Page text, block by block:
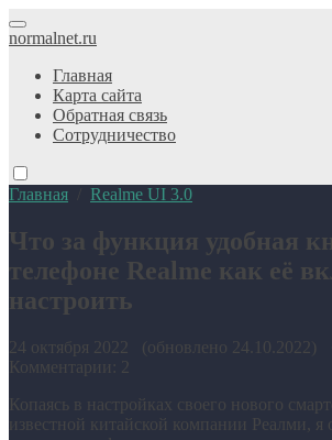
normalnet.ru
Главная
Карта сайта
Обратная связь
Сотрудничество
Главная Realme UI 3.0
Что за функция удобная
телефоне Realme как её
настроить
24 октября 2022 (обновлено
Комментарии: 2
Копаясь в настройках своего нового
известной китайской компании Реалми, я